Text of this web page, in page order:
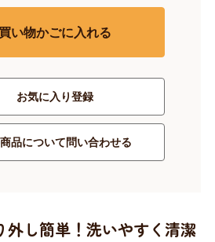
買い物かごに入れる
お気に入り登録
品について問い合わせる
外し簡単！洗いやすく清潔